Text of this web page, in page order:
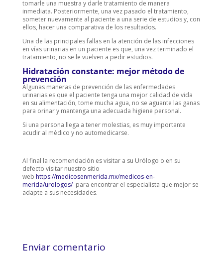
tomarle una muestra y darle tratamiento de manera
inmediata. Posteriormente, una vez pasado el tratamiento,
someter nuevamente al paciente a una serie de estudios y, con
ellos, hacer una comparativa de los resultados.
Una de las principales fallas en la atención de las infecciones
en vías urinarias en un paciente es que, una vez terminado el
tratamiento, no se le vuelven a pedir estudios.
Hidratación constante: mejor método de
prevención
Algunas maneras de prevención de las enfermedades
urinarias es que el paciente tenga una mejor calidad de vida
en su alimentación, tome mucha agua, no se aguante las ganas
para orinar y mantenga una adecuada higiene personal.
Si una persona llega a tener molestias, es muy importante
acudir al médico y no automedicarse.
Al final la recomendación es visitar a su Urólogo o en su
defecto visitar nuestro sitio
web https://medicosenmerida.mx/medicos-en-
merida/urologos/para encontrar el especialista que mejor se
adapte a sus necesidades.
Enviar comentario